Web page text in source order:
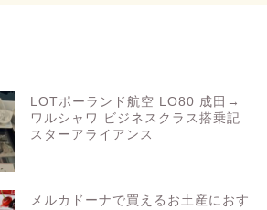
LOTポーランド航空 LO80 成田→
ワルシャワ ビジネスクラス搭乗記
スターアライアンス
メルカドーナで買えるお土産におす